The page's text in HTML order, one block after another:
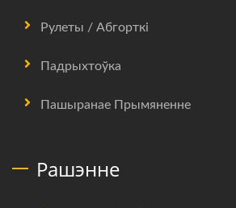
Рулеты / Абгорткі
Падрыхтоўка
Пашыранае Прымяненне
Рашэнне